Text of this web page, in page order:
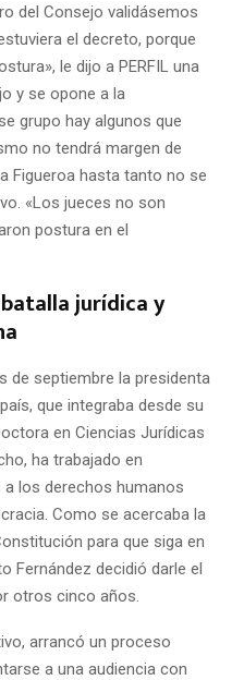
del Consejo validásemos
el decreto, porque
le dijo a PERFIL una
y se opone a la
grupo hay algunos que
no tendrá margen de
Figueroa hasta tanto no se
«Los jueces no son
postura en el
jurídica y
de septiembre la presidenta
que integraba desde su
en Ciencias Jurídicas
ha trabajado en
los derechos humanos
Como se acercaba la
para que siga en
Fernández decidió darle el
otros cinco años.
arrancó un proceso
a una audiencia con